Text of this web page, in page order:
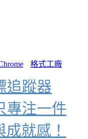
格式工廠
追蹤器
專注一件
就感！